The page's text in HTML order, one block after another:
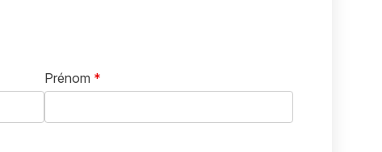
Prénom *